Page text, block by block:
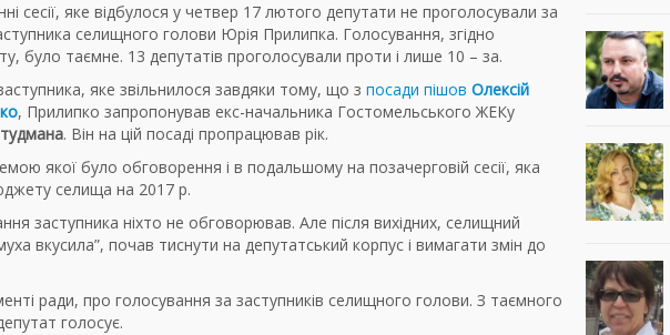
сесії, яке відбулося у четвер 17 лютого депутати не проголосували за
селищного голови Юрія Прилипка. Голосування, згідно
було таємне. 13 депутатів проголосували проти і лише 10 – за.
яке звільнилося завдяки тому, що з посади пішов Олексій
, Прилипко запропонував екс-начальника Гостомельського ЖЕКу
. Він на цій посаді пропрацював рік.
якої було обговорення і в подальшому на позачерговій сесії, яка
селища на 2017 р.
заступника ніхто не обговорював. Але після вихідних, селищний
вкусила”, почав тиснути на депутатський корпус і вимагати змін до
ради, про голосування за заступників селищного голови. З таємного
голосує.